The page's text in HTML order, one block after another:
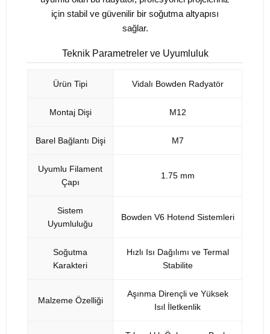
için stabil ve güvenilir bir soğutma altyapısı
sağlar.
Teknik Parametreler ve Uyumluluk
Ürün Tipi Vidalı Bowden Radyatör
Montaj Dişi M12
Barel Bağlantı Dişi M7
Uyumlu Filament
Çapı
1.75 mm
Sistem
Uyumluluğu
Bowden V6 Hotend Sistemleri
Soğutma
Karakteri
Hızlı Isı Dağılımı ve Termal
Stabilite
Malzeme Özelliği
Aşınma Dirençli ve Yüksek
Isıl İletkenlik